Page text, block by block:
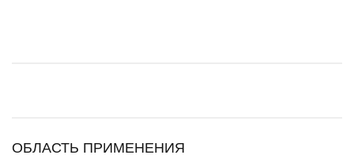
ОБЛАСТЬ ПРИМЕНЕНИЯ